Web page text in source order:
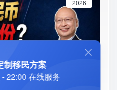
2026
制移民方案
22:00 在线服务